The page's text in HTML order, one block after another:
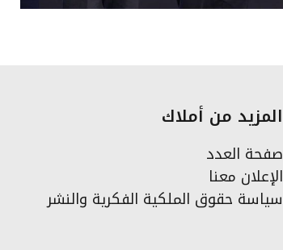
المزيد من أملاك
صفحة العدد
الإعلان معنا
سياسة حقوق الملكية الفكرية والنشر